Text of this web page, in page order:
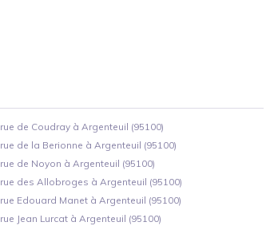
rue de Coudray à Argenteuil (95100)
rue de la Berionne à Argenteuil (95100)
rue de Noyon à Argenteuil (95100)
rue des Allobroges à Argenteuil (95100)
rue Edouard Manet à Argenteuil (95100)
rue Jean Lurcat à Argenteuil (95100)